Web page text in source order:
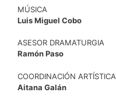
MÚSICA
Luis Miguel Cobo
ASESOR DRAMATURGIA
Ramón Paso
COORDINACIÓN ARTÍSTICA
Aitana Galán